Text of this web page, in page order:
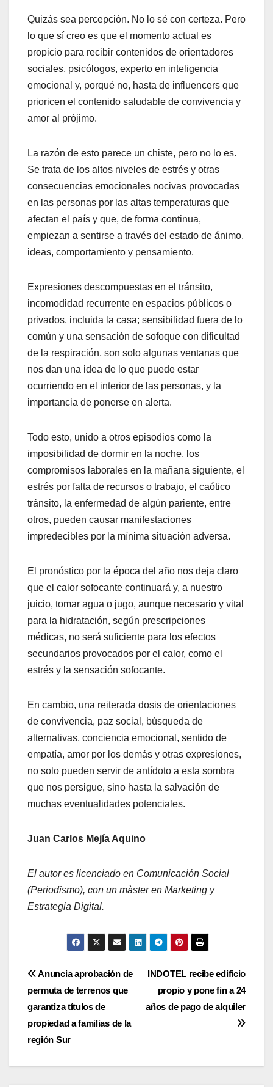
Quizás sea percepción. No lo sé con certeza. Pero
lo que sí creo es que el momento actual es
propicio para recibir contenidos de orientadores
sociales, psicólogos, experto en inteligencia
emocional y, porqué no, hasta de influencers que
prioricen el contenido saludable de convivencia y
amor al prójimo.
La razón de esto parece un chiste, pero no lo es.
Se trata de los altos niveles de estrés y otras
consecuencias emocionales nocivas provocadas
en las personas por las altas temperaturas que
afectan el país y que, de forma continua,
empiezan a sentirse a través del estado de ánimo,
ideas, comportamiento y pensamiento.
Expresiones descompuestas en el tránsito,
incomodidad recurrente en espacios públicos o
privados, incluida la casa; sensibilidad fuera de lo
común y una sensación de sofoque con dificultad
de la respiración, son solo algunas ventanas que
nos dan una idea de lo que puede estar
ocurriendo en el interior de las personas, y la
importancia de ponerse en alerta.
Todo esto, unido a otros episodios como la
imposibilidad de dormir en la noche, los
compromisos laborales en la mañana siguiente, el
estrés por falta de recursos o trabajo, el caótico
tránsito, la enfermedad de algún pariente, entre
otros, pueden causar manifestaciones
impredecibles por la mínima situación adversa.
El pronóstico por la época del año nos deja claro
que el calor sofocante continuará y, a nuestro
juicio, tomar agua o jugo, aunque necesario y vital
para la hidratación, según prescripciones
médicas, no será suficiente para los efectos
secundarios provocados por el calor, como el
estrés y la sensación sofocante.
En cambio, una reiterada dosis de orientaciones
de convivencia, paz social, búsqueda de
alternativas, conciencia emocional, sentido de
empatía, amor por los demás y otras expresiones,
no solo pueden servir de antídoto a esta sombra
que nos persigue, sino hasta la salvación de
muchas eventualidades potenciales.
Juan Carlos Mejía Aquino
El autor es licenciado en Comunicación Social
(Periodismo), con un màster en Marketing y
Estrategia Digital.
Navegación
de
entradas
INDOTEL recibe edificio
propio y pone fin a 24
años de pago de alquiler
Anuncia aprobación de
permuta de terrenos que
garantiza títulos de
propiedad a familias de la
región Sur